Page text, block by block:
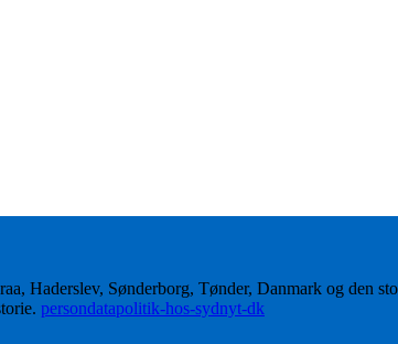
Haderslev, Sønderborg, Tønder, Danmark og den
persondatapolitik-hos-sydnyt-dk